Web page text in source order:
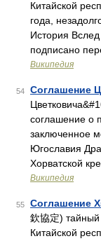
Китайской
года,
История
подписано
Википедия
54 Соглашение
соглашение о
заключенное
Югославия
Хорватской
Википедия
55 Соглашение
欽協定)
Китайской